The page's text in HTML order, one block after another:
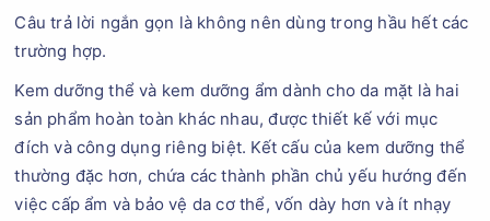
Câu trả lời ngắn gọn là không nên dùng trong hầu hết các
trường hợp.
Kem dưỡng thể và kem dưỡng ẩm dành cho da mặt là hai
sản phẩm hoàn toàn khác nhau, được thiết kế với mục
đích và công dụng riêng biệt. Kết cấu của kem dưỡng thể
thường đặc hơn, chứa các thành phần chủ yếu hướng đến
việc cấp ẩm và bảo vệ da cơ thể, vốn dày hơn và ít nhạy